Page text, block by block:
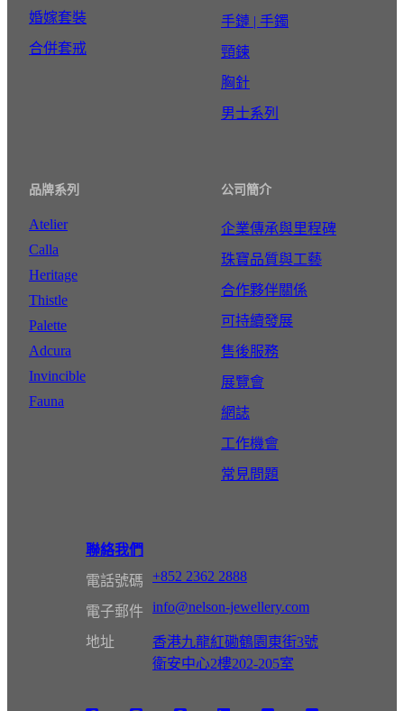
婚嫁套裝
合併套戒
手鏈 | 手鐲
頸鍊
胸針
男士系列
品牌系列
Atelier
Calla
Heritage
Thistle
Palette
Adcura
Invincible
Fauna
公司簡介
企業傳承與里程碑
珠寶品質與工藝
合作夥伴關係
可持續發展
售後服務
展覽會
網誌
工作機會
常見問題
聯絡我們
電話號碼
+852 2362 2888
電子郵件 info@nelson-jewellery.com
地址
香港九龍紅磡鶴園東街3號
衛安中心2樓202-205室